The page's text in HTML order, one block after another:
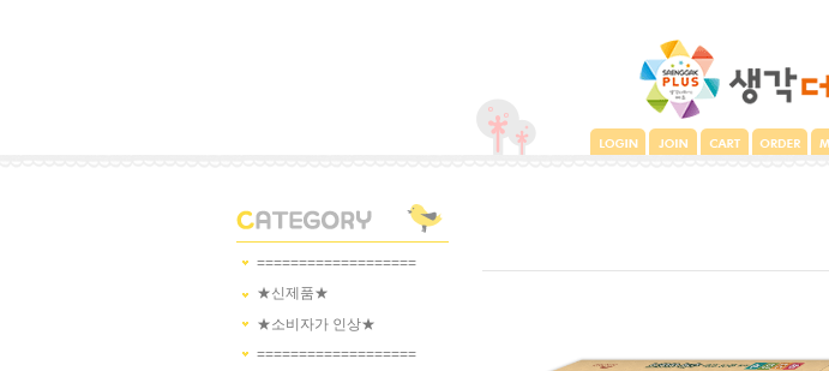
===================
★신제품★
★소비자가 인상★
===================